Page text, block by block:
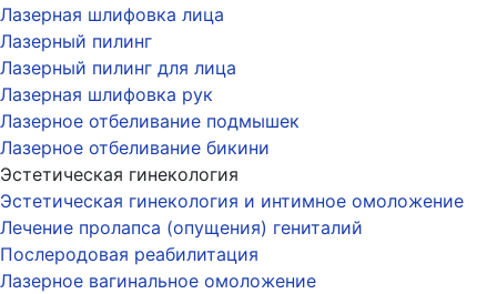
Лазерная шлифовка лица
Лазерный пилинг
Лазерный пилинг для лица
Лазерная шлифовка рук
Лазерное отбеливание подмышек
Лазерное отбеливание бикини
Эстетическая гинекология
Эстетическая гинекология и интимное омоложение
Лечение пролапса (опущения) гениталий
Послеродовая реабилитация
Лазерное вагинальное омоложение